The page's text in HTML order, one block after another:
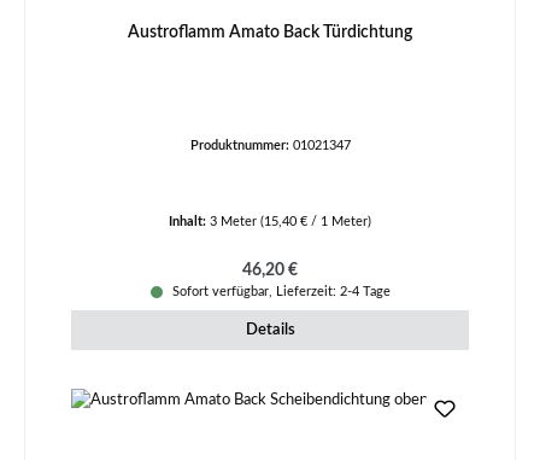
Austroflamm Amato Back Türdichtung
Produktnummer: 01021347
Inhalt: 3 Meter (15,40 € / 1 Meter)
Regulärer Preis:
46,20 €
Sofort verfügbar, Lieferzeit: 2-4 Tage
Details